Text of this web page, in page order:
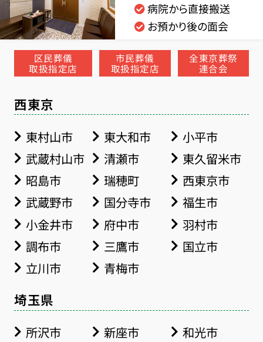
病院から直接搬送
お預かり後の面会
区民葬儀
取扱指定店
市民葬儀
取扱指定店
全東京葬祭
連合会
西東京
東村山市 東大和市
小平市
武蔵村山市
清瀬市
東久留米市
昭島市
瑞穂町
西東京市
武蔵野市
国分寺市
福生市
小金井市
府中市
羽村市
調布市
三鷹市
国立市
立川市
青梅市
埼玉県
所沢市 新座市
和光市